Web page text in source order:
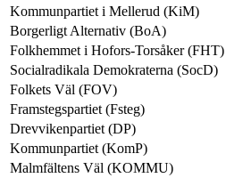
Kommunpartiet i Mellerud (KiM)
Borgerligt Alternativ (BoA)
Folkhemmet i Hofors-Torsåker (FHT)
Socialradikala Demokraterna (SocD)
Folkets Väl (FOV)
Framstegspartiet (Fsteg)
Drevvikenpartiet (DP)
Kommunpartiet (KomP)
Malmfältens Väl (KOMMU)